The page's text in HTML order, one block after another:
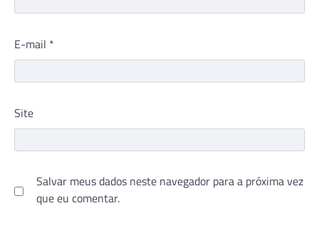
E-mail *
Site
Salvar meus dados neste navegador para a próxima vez
que eu comentar.